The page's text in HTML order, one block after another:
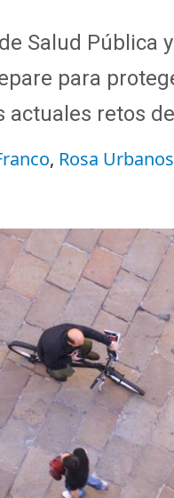
Salud
para
actuales retos
, Rosa Urbanos